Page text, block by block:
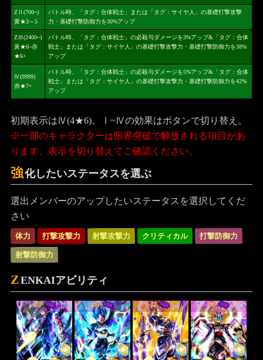
ZⅡ(700~)
黄★3～5
バトル時、「タグ：合体戦士」または「タグ：サイヤ人」の基礎打撃攻撃
力・基礎打撃防御力を30%アップ
ZⅢ(2400~)
黃★6~赤
★6+
バトル時、「タグ：合体戦士」の必殺与ダメージを3%アップ&「タグ：合体
戦士」または「タグ：サイヤ人」の基礎打撃攻撃力・基礎打撃防御力を38%
アップ
Ⅳ(9999)
赤★7+
バトル時、「タグ：合体戦士」の必殺与ダメージを5%アップ&「タグ：合体
戦士」または「タグ：サイヤ人」の基礎打撃攻撃力・基礎打撃防御力を42%
アップ
初期表示はⅣ(4★6)。Ⅰ~Ⅳの効果はボタンで切り替え。
※一部のキャラクターは限界突破で解放される項目があ
ります、表示を切り替えてご確認ください。
強化したいステータスを選ぶ
選出メンバーのアップしたいステータスを選択してくだ
さい
体力 打撃攻撃力 射撃攻撃力 クリティカル 打撃防御力
射撃防御力
ZENKAIアビリティ
SP SP LL SP